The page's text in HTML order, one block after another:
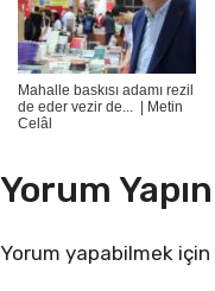
Mahalle baskısı adamı rezil
de eder vezir de... | Metin
Celâl
Yorum Yapın
Yorum yapabilmek için